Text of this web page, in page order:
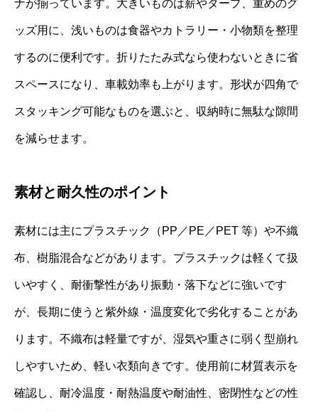
ナが揃っています。大きいものは薪やタープ、重めのグ
ッズ用に、浅いものは食器やカトラリー・小物類を整理
するのに便利です。折りたたみ式なら使わないときに省
スペースになり、車載効率も上がります。形状が四角で
スタッキング可能なものを選ぶと、収納時に無駄な隙間
を減らせます。
素材と耐久性のポイント
素材には主にプラスチック（PP／PE／PET 等）や不織
布、樹脂混合などがあります。プラスチックは軽くて扱
いやすく、耐衝撃性があり振動・落下などに強いです
が、長期に使うと紫外線・温度変化で劣化することがあ
ります。不織布は軽量ですが、湿気や重さに弱く型崩れ
しやすいため、軽い衣類向きです。使用前に材質表示を
確認し、耐冷温度・耐熱温度や耐油性、密閉性などの性